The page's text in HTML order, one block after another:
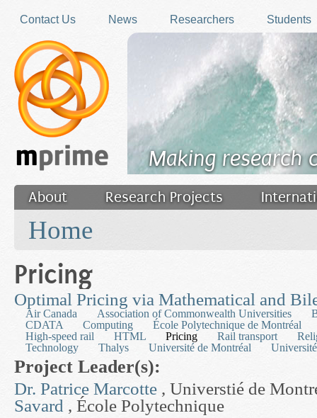
Contact Us
News Researchers Students
Making research
About Research Projects
Filler
Home
Pricing
Optimal Pricing via Mathematical and
Air Canada Association of Commonwealth Universities
CDATA
Computing
École Polytechnique de Montréal
High-speed rail
HTML Pricing Rail transport
Technology
Thalys Université de Montréal
Project Leader(s):
Dr. Patrice Marcotte , Universtié de
Savard , École Polytechnique